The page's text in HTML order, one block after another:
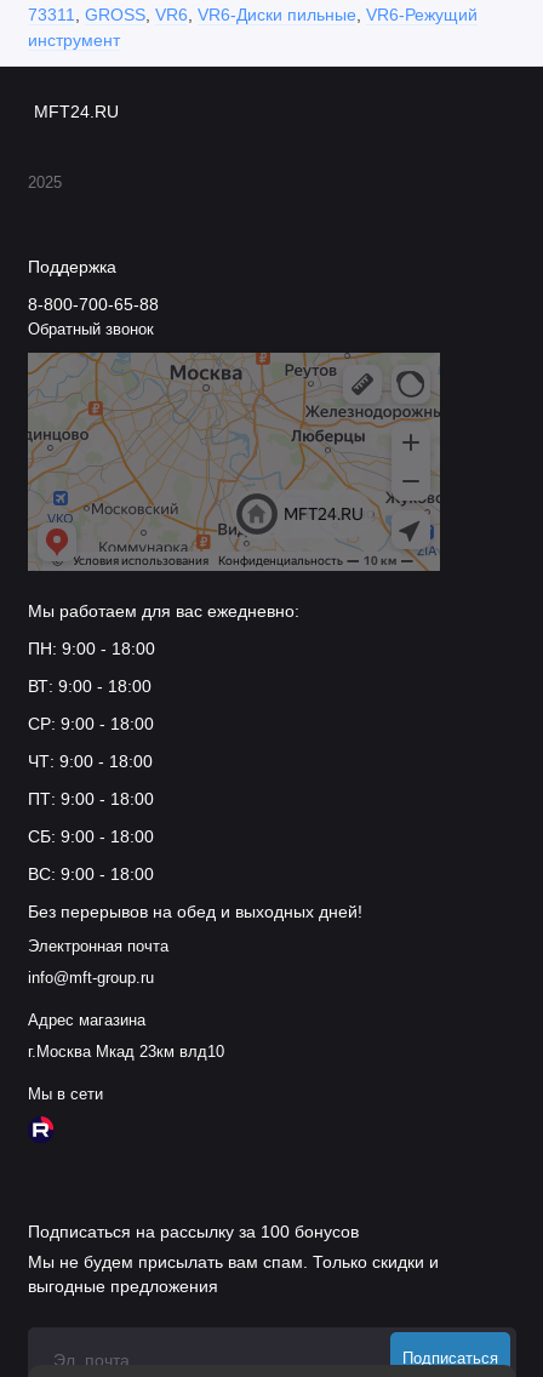
73311
GROSS, VR6 VR6-Диски пильные VR6-Режущий
инструмент
MFT24.RU
2025
Поддержка
8-800-700-65-88
Обратный звонок
Мы работаем для вас ежедневно:
ПН: 9:00 - 18:00
ВТ: 9:00 - 18:00
СР: 9:00 - 18:00
ЧТ: 9:00 - 18:00
ПТ: 9:00 - 18:00
СБ: 9:00 - 18:00
ВС: 9:00 - 18:00
Без перерывов на обед и выходных дней!
Электронная почта
info@mft-group.ru
Адрес магазина
г.Москва Мкад 23км влд10
Мы в сети
Подписаться на рассылку за 100 бонусов
Мы не будем присылать вам спам. Только скидки и
выгодные предложения
Подписаться